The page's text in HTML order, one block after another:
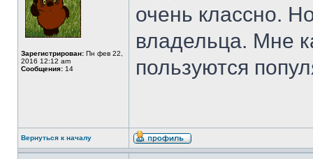
Зарегистрирован: Пн фев 22,
2016 12:12 am
Сообщения: 14
очень классно.
владельца. Мне
пользуются
Вернуться к началу